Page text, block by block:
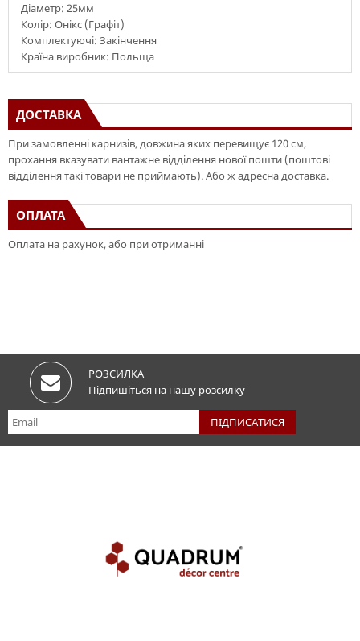
Діаметр: 25мм
Колір: Онікс (Графіт)
Комплектуючі: Закінчення
Країна виробник: Польща
ДОСТАВКА
При замовленні карнизів, довжина яких перевищує 120 см,
прохання вказувати вантажне відділення нової пошти (поштові
відділення такі товари не приймають). Або ж адресна доставка.
ОПЛАТА
Оплата на рахунок, або при отриманні
РОЗСИЛКА
Підпишіться на нашу розсилку